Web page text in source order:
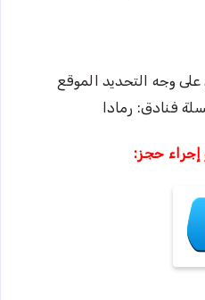
وجه التحديد الموقع
إجراء حجز: